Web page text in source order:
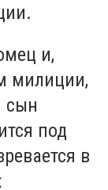
и,
милиции,
сын
под
в